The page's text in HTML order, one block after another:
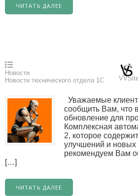
ЧИТАТЬ ДАЛЕЕ
Новости
Новости технического отдела 1С
Уважаемые
сообщить Вам, что
обновление для
Комплексная
2, которое
улучшений и
рекомендуем Вам
[…]
ЧИТАТЬ ДАЛЕЕ